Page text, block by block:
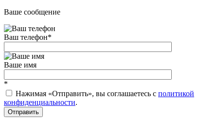
Ваше сообщение
Ваш телефон*
Ваше имя
*
Нажимая «Отправить», вы соглашаетесь c политикой
конфиденциальности.